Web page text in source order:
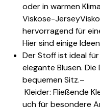
oderin warmen
Viskose-
hervorragend für
Hier sind einige
Der Stoff ist ideal
elegante Blusen.
bequemen Sitz.–
Kleider: Fließende
uch für besondere